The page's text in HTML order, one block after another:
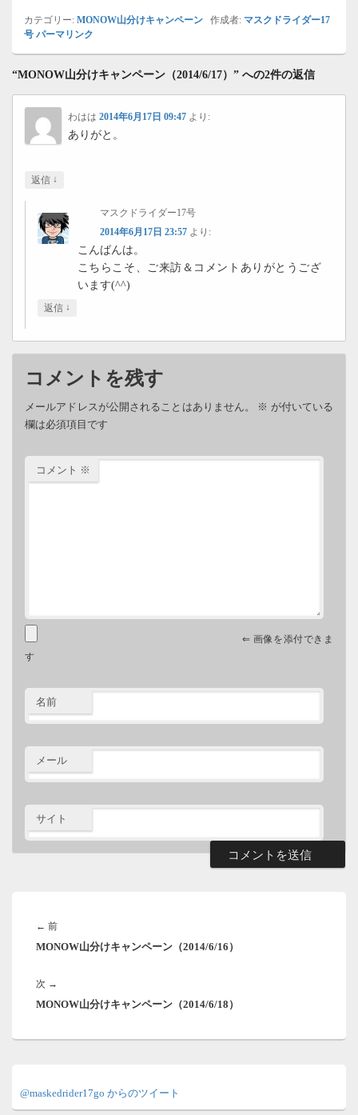
カテゴリー: MONOW山分けキャンペーン 作成者: マスクドライダー17
号 パーマリンク
“MONOW山分けキャンペーン（2014/6/17）” への2件の返信
わはは 2014年6月17日 09:47 より:
ありがと。
返信 ↓
マスクドライダー17号
2014年6月17日 23:57 より:
こんばんは。
こちらこそ、ご来訪＆コメントありがとうござ
います(^^)
返信 ↓
コメントを残す
メールアドレスが公開されることはありません。 ※ が付いている
欄は必須項目です
コメント ※
⇐ 画像を添付できま
す
名前
メール
サイト
ビ
ー
シ
← 前前
の
MONOW山分けキャンペーン（2014/6/16）
次 →
の
MONOW山分けキャンペーン（2014/6/18）
ン
@maskedrider17go からのツイート